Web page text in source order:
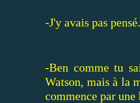
-J'y avais pas
-Ben comme tu
Watson, mais à la
commence par